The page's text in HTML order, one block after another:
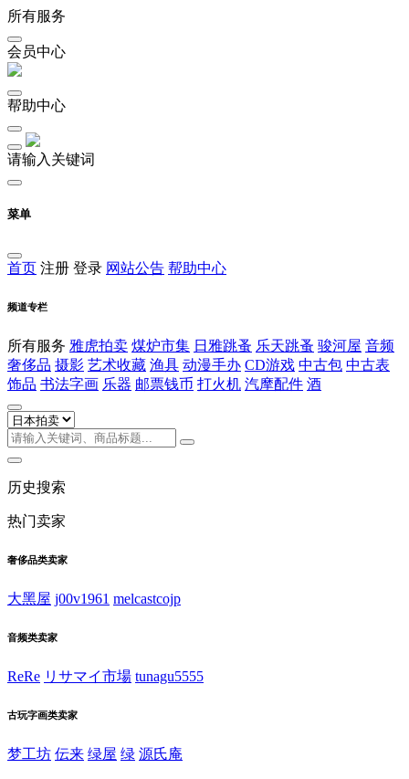
所有服务
会员中心
帮助中心
请输入关键词
菜单
首页 注册 登录 网站公告 帮助中心
频道专栏
所有服务 雅虎拍卖 煤炉市集 日雅跳蚤 乐天跳蚤 骏河屋 音频
奢侈品 摄影 艺术收藏 渔具 动漫手办 CD游戏 中古包 中古表
饰品 书法字画 乐器 邮票钱币 打火机 汽摩配件 酒
历史搜索
热门卖家
奢侈品类卖家
大黑屋 j00v1961 melcastcojp
音频类卖家
ReRe リサマイ市場 tunagu5555
古玩字画类卖家
梦工坊 伝来 绿屋 绿 源氏庵